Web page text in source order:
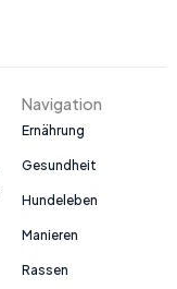
Navigation
Ernährung
Gesundheit
Hundeleben
Manieren
Rassen